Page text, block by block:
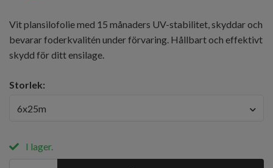
Vit plansilofolie med 15 månaders UV-stabilitet, skyddar och
bevarar foderkvalitén under förvaring. Hållbart och effektivt
skydd för ditt ensilage.
Storlek:
6x25m
I lager.